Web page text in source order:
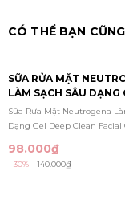
CÓ THỂ BẠN
SỮA RỬA MẶT
LÀM SẠCH SÂU DẠNG
CLEAN FACIAL GEL
150ML
Sữa Rửa Mặt Neutrogena
Dạng Gel Deep Clean Facial
98.000₫
- 30% 140.000₫